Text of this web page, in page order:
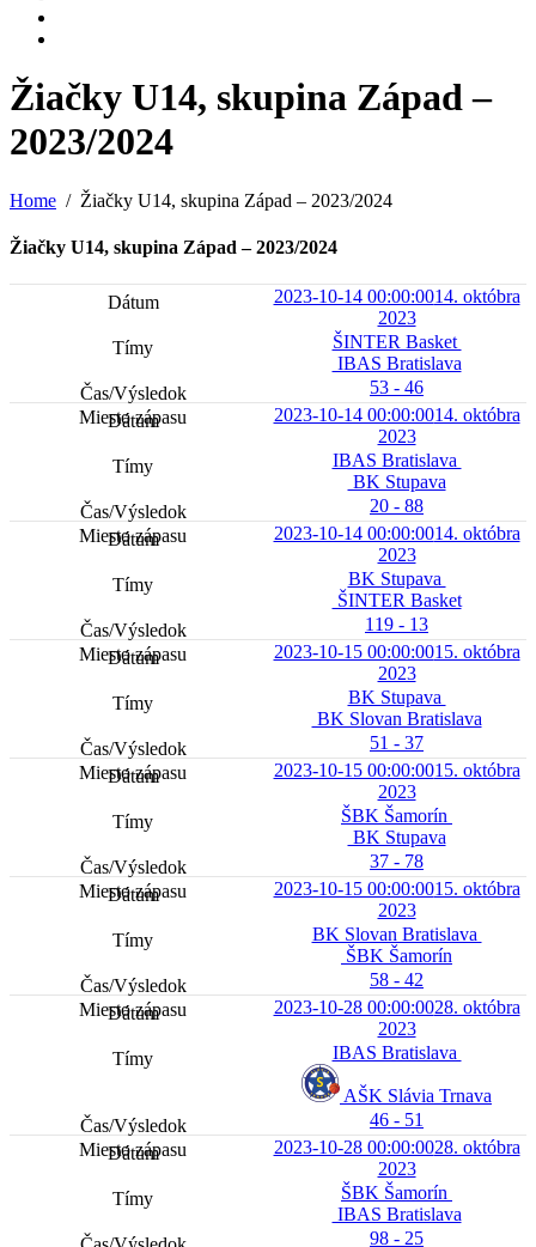
Žiačky U14, skupina Západ –
2023/2024
Home Žiačky U14, skupina Západ – 2023/2024
Žiačky U14, skupina Západ – 2023/2024
2023-10-14 00:00:0014. októbra
2023
ŠINTER Basket
IBAS Bratislava
53 - 46
2023-10-14 00:00:0014. októbra
2023
IBAS Bratislava
BK Stupava
20 - 88
2023-10-14 00:00:0014. októbra
2023
BK Stupava
ŠINTER Basket
119 - 13
2023-10-15 00:00:0015. októbra
2023
BK Stupava
BK Slovan Bratislava
51 - 37
2023-10-15 00:00:0015. októbra
2023
ŠBK Šamorín
BK Stupava
37 - 78
2023-10-15 00:00:0015. októbra
2023
BK Slovan Bratislava
ŠBK Šamorín
58 - 42
2023-10-28 00:00:0028. októbra
2023
IBAS Bratislava
AŠK Slávia Trnava
46 - 51
2023-10-28 00:00:0028. októbra
2023
ŠBK Šamorín
IBAS Bratislava
98 - 25